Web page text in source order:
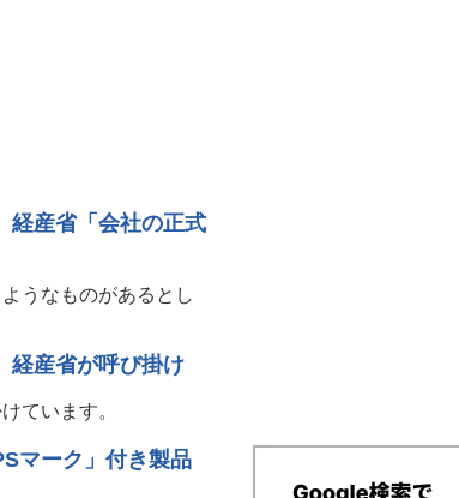
経産省「会社の正式
うなものがあるとし
産省が呼び掛け
ています。
マーク」付き製品